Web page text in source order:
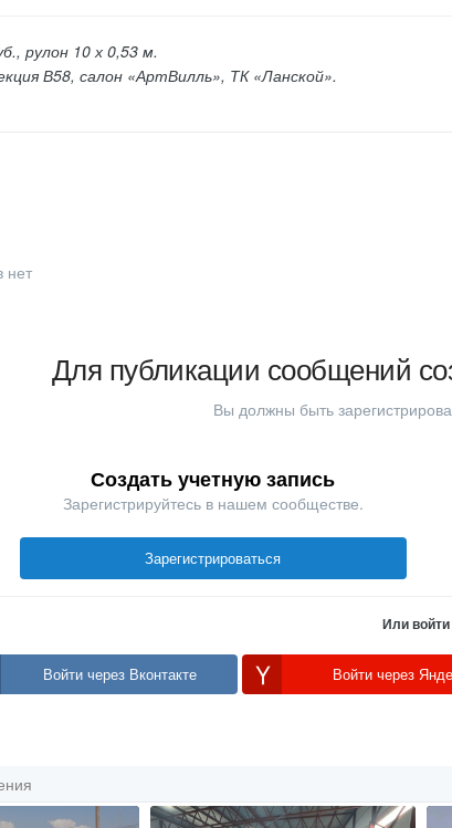
рулон 10 х 0,53 м.
В58, салон «АртВилль», ТК «Ланской».
нет
Для публикации сообщений
Вы должны быть
Создать учетную запись
Зарегистрируйтесь в нашем сообществе.
Зарегистрироваться
Или
Войти через Вконтакте Войти через